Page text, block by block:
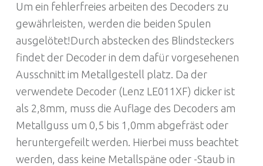
Um ein fehlerfreies arbeiten des Decoders zu
gewährleisten, werden die beiden Spulen
ausgelötet!Durch abstecken des Blindsteckers
findet der Decoder in dem dafür vorgesehenen
Ausschnitt im Metallgestell platz. Da der
verwendete Decoder (Lenz LE011XF) dicker ist
als 2,8mm, muss die Auflage des Decoders am
Metallguss um 0,5 bis 1,0mm abgefräst oder
heruntergefeilt werden. Hierbei muss beachtet
werden, dass keine Metallspäne oder -Staub in